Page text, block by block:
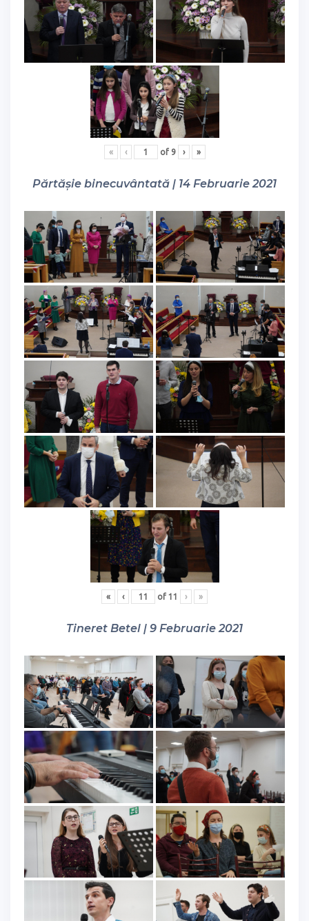
« ‹ of 9 › »
Părtășie binecuvântată | 14 Februarie 2021
« ‹ of 11 › »
Tineret Betel | 9 Februarie 2021